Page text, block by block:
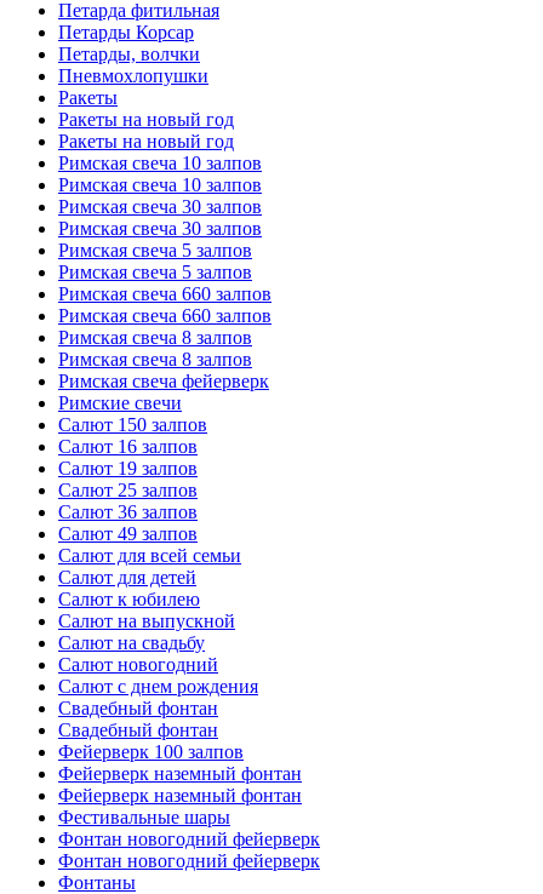
Петарда фитильная
Петарды Корсар
Петарды, волчки
Пневмохлопушки
Ракеты
Ракеты на новый год
Ракеты на новый год
Римская свеча 10 залпов
Римская свеча 10 залпов
Римская свеча 30 залпов
Римская свеча 30 залпов
Римская свеча 5 залпов
Римская свеча 5 залпов
Римская свеча 660 залпов
Римская свеча 660 залпов
Римская свеча 8 залпов
Римская свеча 8 залпов
Римская свеча фейерверк
Римские свечи
Салют 150 залпов
Салют 16 залпов
Салют 19 залпов
Салют 25 залпов
Салют 36 залпов
Салют 49 залпов
Салют для всей семьи
Салют для детей
Салют к юбилею
Салют на выпускной
Салют на свадьбу
Салют новогодний
Салют с днем рождения
Свадебный фонтан
Свадебный фонтан
Фейерверк 100 залпов
Фейерверк наземный фонтан
Фейерверк наземный фонтан
Фестивальные шары
Фонтан новогодний фейерверк
Фонтан новогодний фейерверк
Фонтаны